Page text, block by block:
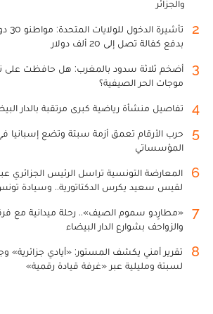
والجزائر
2
بدفع كفالة تصل إلى 20 ألف دولار
3
أضخم ثلاثة سدود بالمغرب: هل حافظت على
موجات الحر الصيفية؟
4 تفاصيل منشأة رياضية كبرى مرتقبة بالدار
5
حرب الأرقام تعمق أزمة سبتة وتضع إسبانيا
المؤسساتي
6
المعارضة التونسية تراسل الرئيس الجزائري
لقيس سعيد يكرس الدكتاتورية.. وسيادة
7
«مطارِدو سموم الصيف».. رحلة ميدانية مع
والزواحف بشوارع الدار البيضاء
8
تقرير أمني يكشف المستور: «أيادي جزائرية»
لسبتة ومليلية عبر «غرفة قيادة رقمية»